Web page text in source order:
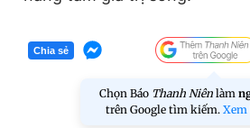
Chia sẻ
Chọn Báo Thanh Niên làm
trên Google tìm kiếm. Xem